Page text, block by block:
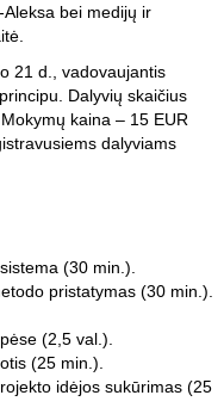
bei medijų ir
21 d., vadovaujantis
Dalyvių skaičius
kaina – 15 EUR
dalyviams
(30 min.).
pristatymas (30 min.).
(2,5 val.).
(25 min.).
idėjos sukūrimas (25